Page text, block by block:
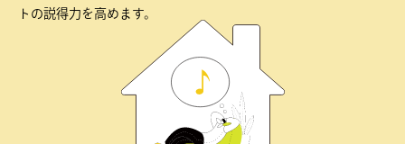
トの説得力を高めます。